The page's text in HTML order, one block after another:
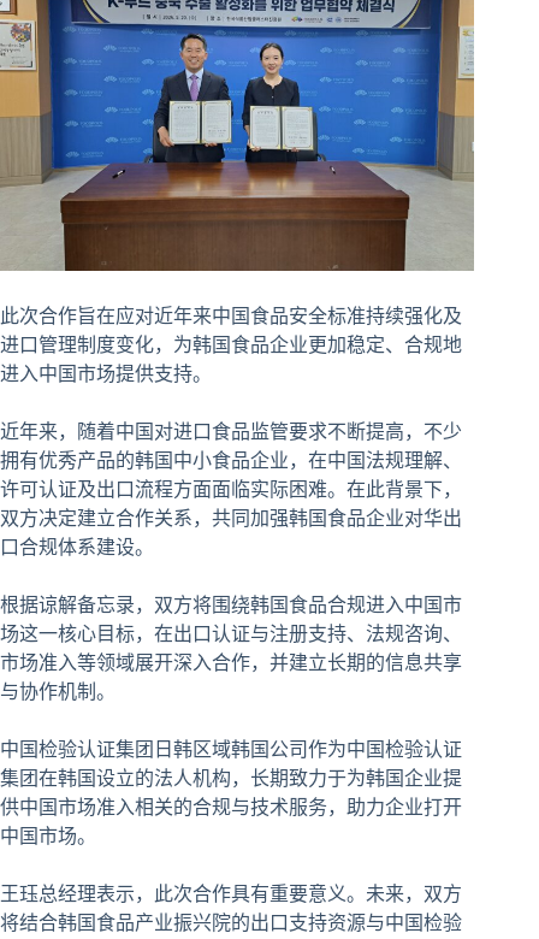
此次合作旨在应对近年来中国食品安全标准持续强化及
进口管理制度变化，为韩国食品企业更加稳定、合规地
进入中国市场提供支持。
近年来，随着中国对进口食品监管要求不断提高，不少
拥有优秀产品的韩国中小食品企业，在中国法规理解、
许可认证及出口流程方面面临实际困难。在此背景下，
双方决定建立合作关系，共同加强韩国食品企业对华出
口合规体系建设。
根据谅解备忘录，双方将围绕韩国食品合规进入中国市
场这一核心目标，在出口认证与注册支持、法规咨询、
市场准入等领域展开深入合作，并建立长期的信息共享
与协作机制。
中国检验认证集团日韩区域韩国公司作为中国检验认证
集团在韩国设立的法人机构，长期致力于为韩国企业提
供中国市场准入相关的合规与技术服务，助力企业打开
中国市场。
王珏总经理表示，此次合作具有重要意义。未来，双方
将结合韩国食品产业振兴院的出口支持资源与中国检验